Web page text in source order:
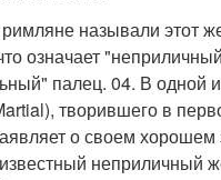
называли этот
означает
палец. 04. В одной
творившего в
о своем хорошем
неприличный